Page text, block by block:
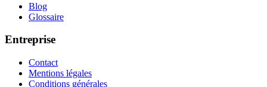
Blog
Glossaire
Entreprise
Contact
Mentions légales
Conditions générales